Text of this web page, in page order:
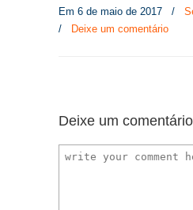
Em 6 de maio de 2017 /
/
Deixe um comentário
Deixe um comentário